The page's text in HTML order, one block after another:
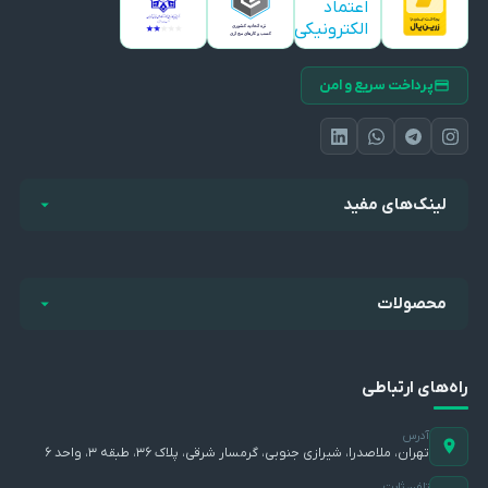
پرداخت سریع و امن
لینک‌های مفید
محصولات
راه‌های ارتباطی
آدرس
تهران، ملاصدرا، شیرازی جنوبی، گرمسار شرقی، پلاک ۳۶، طبقه ۳، واحد ۶